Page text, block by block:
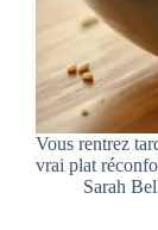
Vous rentrez
vrai plat
Sarah